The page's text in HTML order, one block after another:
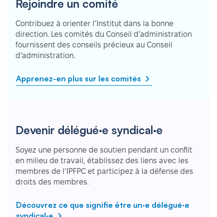
Rejoindre un comité
Contribuez à orienter l’Institut dans la bonne
direction. Les comités du Conseil d’administration
fournissent des conseils précieux au Conseil
d’administration.
Apprenez-en plus sur les comités
Devenir délégué·e syndical·e
Soyez une personne de soutien pendant un conflit
en milieu de travail, établissez des liens avec les
membres de l’IPFPC et participez à la défense des
droits des membres.
Découvrez ce que signifie être un·e délégué·e